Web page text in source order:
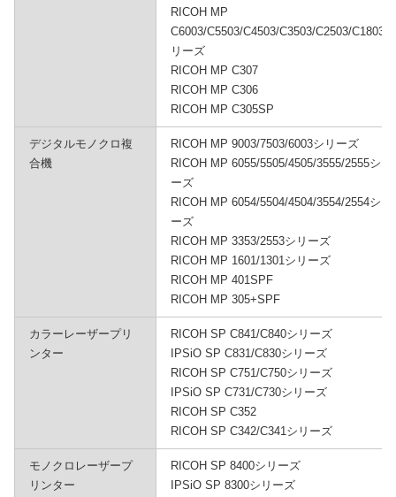
RICOH MP
C6003/C5503/C4503/C3503/C2503/C1803シ
リーズ
RICOH MP C307
RICOH MP C306
RICOH MP C305SP
デジタルモノクロ複
合機
RICOH MP 9003/7503/6003シリーズ
RICOH MP 6055/5505/4505/3555/2555シリ
ーズ
RICOH MP 6054/5504/4504/3554/2554シリ
ーズ
RICOH MP 3353/2553シリーズ
RICOH MP 1601/1301シリーズ
RICOH MP 401SPF
RICOH MP 305+SPF
カラーレーザープリ
ンター
RICOH SP C841/C840シリーズ
IPSiO SP C831/C830シリーズ
RICOH SP C751/C750シリーズ
IPSiO SP C731/C730シリーズ
RICOH SP C352
RICOH SP C342/C341シリーズ
モノクロレーザープ
リンター
RICOH SP 8400シリーズ
IPSiO SP 8300シリーズ